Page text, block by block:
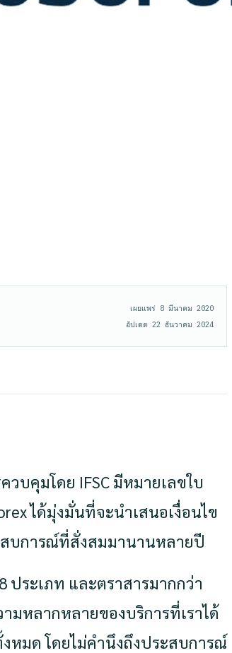
เผยแพร่ 8 มีนาคม 2020
อัปเดต22 ธันวาคม 2024
วบคุมโดย IFSC มีหมายเลขใบ
ได้มุ่งมั่นที่จะนำเสนอเงื่อนไข
บการณ์ที่สั่งสมมานานหลายปี
ประเภท และตราสารมากกว่า
ามหลากหลายของบริการที่เราได้
มด โดยไม่คำนึงถึงประสบการณ์